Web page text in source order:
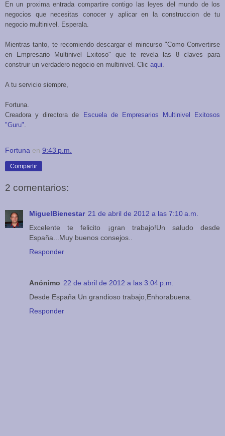
En un proxima entrada compartire contigo las leyes del mundo de los
negocios que necesitas conocer y aplicar en la construccion de tu
negocio multinivel. Esperala.
Mientras tanto, te recomiendo descargar el mincurso "Como Convertirse
en Empresario Multinivel Exitoso" que te revela las 8 claves para
construir un verdadero negocio en multinivel. Clic aqui.
A tu servicio siempre,
Fortuna.
Creadora y directora de
Escuela de Empresarios Multinivel Exitosos
"Guru".
Fortuna en 9:43 p.m.
Compartir
2 comentarios:
MiguelBienestar 21 de abril de 2012 a las 7:10 a.m.
Excelente te felicito ¡gran trabajo!Un saludo desde
España...Muy buenos consejos..
Responder
Anónimo 22 de abril de 2012 a las 3:04 p.m.
Desde España Un grandioso trabajo,Enhorabuena.
Responder